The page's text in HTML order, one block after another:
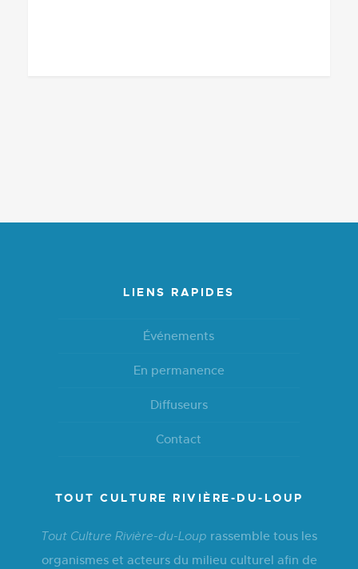
LIENS RAPIDES
Événements
En permanence
Diffuseurs
Contact
TOUT CULTURE RIVIÈRE-DU-LOUP
Tout Culture Rivière-du-Loup rassemble tous les
organismes et acteurs du milieu culturel afin de